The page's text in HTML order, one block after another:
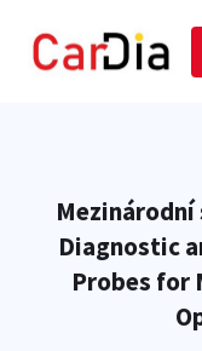
Diagnostic
Probes for